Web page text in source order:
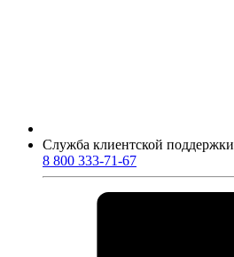
Служба клиентской поддержки
8 800 333-71-67